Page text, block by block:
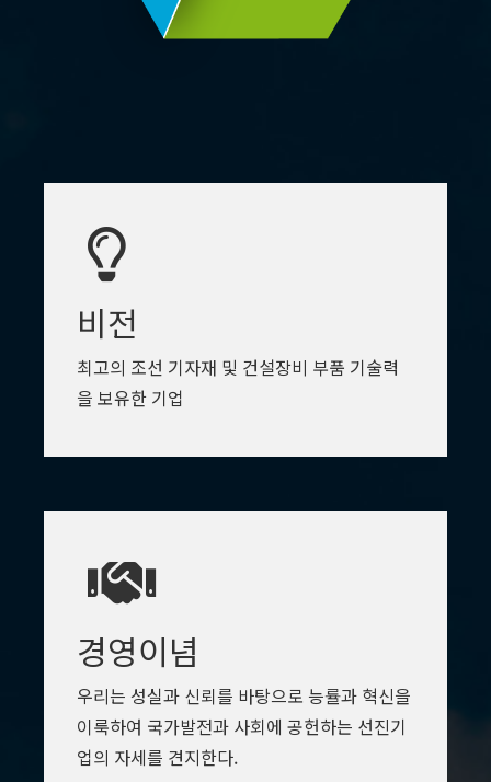
비전
최고의 조선 기자재 및 건설장비 부품 기술력
을 보유한 기업
경영이념
우리는 성실과 신뢰를 바탕으로 능률과 혁신을
이룩하여 국가발전과 사회에 공헌하는 선진기
업의 자세를 견지한다.